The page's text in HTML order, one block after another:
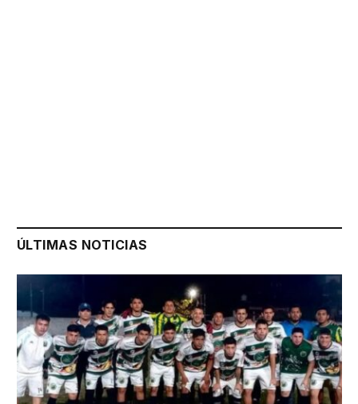
ÚLTIMAS NOTICIAS